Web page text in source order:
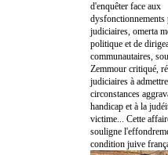
d'enquêter face aux
judiciaires, omerta
politique et de
communautaires,
Zemmour critiqué,
judiciaires à
circonstances
handicap et à la
victime... Cette
souligne
condition juive